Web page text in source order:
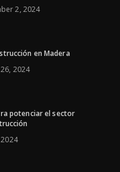
2, 2024
en Madera
2024
potenciar el sector
2024